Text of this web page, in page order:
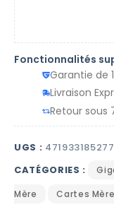
Fonctionnalités
Garantie de
Livraison
Retour sous
UGS :
CATÉGORIES :
Mère
Cartes